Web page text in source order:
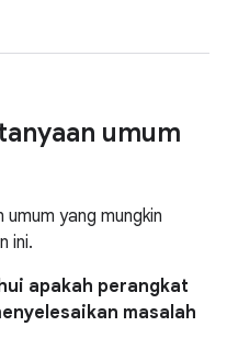
umum
yang mungkin
ini.
apakah perangkat
masalah